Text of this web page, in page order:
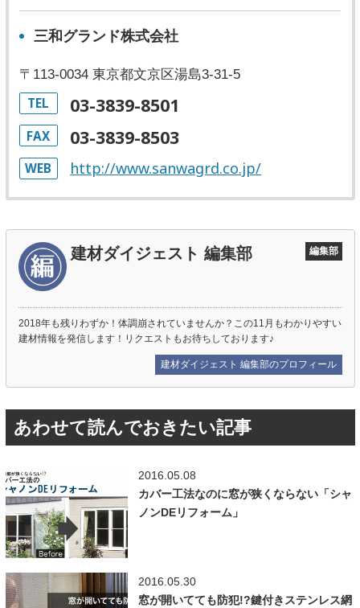
三和グランド株式会社
〒113-0034 東京都文京区湯島3-31-5
TEL 03-3839-8501
FAX 03-3839-8503
WEB http://www.sanwagrd.co.jp/
建材ダイジェスト 編集部 編集部
2018年も残りわずか！体調崩されていませんか？この11月もわかりやすい
建材情報を発信します！リクエストもお待ちしております♪
建材ダイジェスト 編集部のプロフィール
あわせて読んでおきたい記事
2016.05.08
カバー工法なのに窓が狭くならない「シャ
ノンDEリフォーム」
2016.05.30
窓が開いてても防犯!?鍵付きステンレス網